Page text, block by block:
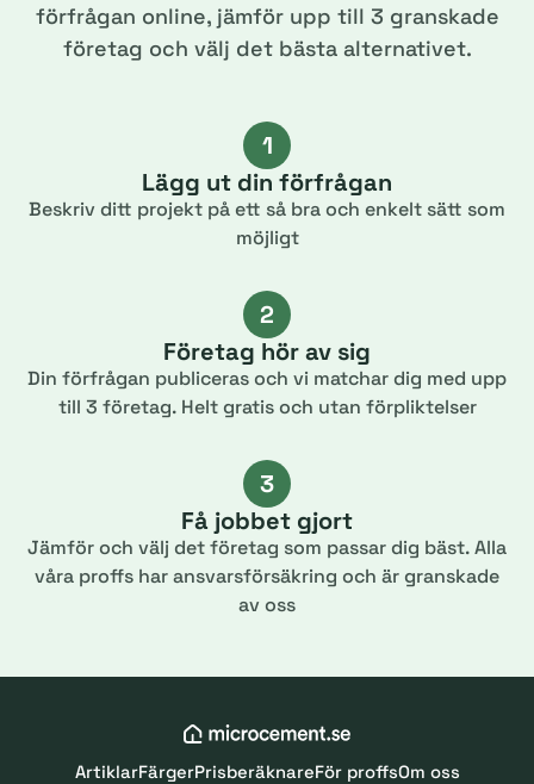
förfrågan online, jämför upp till 3 granskade
företag och välj det bästa alternativet.
1
Lägg ut din förfrågan
Beskriv ditt projekt på ett så bra och enkelt sätt som
möjligt
2
Företag hör av sig
Din förfrågan publiceras och vi matchar dig med upp
till 3 företag. Helt gratis och utan förpliktelser
3
Få jobbet gjort
Jämför och välj det företag som passar dig bäst. Alla
våra proffs har ansvarsförsäkring och är granskade
av oss
ArtiklarFärgerPrisberäknareFör proffsOm oss